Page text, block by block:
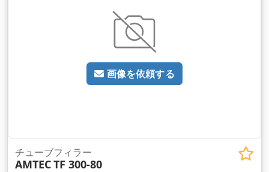
を空気で洗い流します。チューブなしでは充填できない機能も
標準機能です。水冷システム、バッチ/日付プリンター、空気
圧ピストンポンプとレベルセンサー付き貯蔵タンクで構成され
る投与ユニットが含まれています。 PLC制御、タッチスクリー
ンで操作します。追加料金のオプション: 加熱式保管容器、保
管容器用撹拌機、さまざまなチューブ径用の追加フォーマット
セット (トラフ)、外部チューブ供給リフト。 – 仕様: アイドル
数：1;保管容器容量：40L;製品と接触する部品は316Lステンレ
ス鋼で作 られています。電圧供給：220/380V、消費電力：
7kW。圧縮空気：0.4～0.6MPa機械寸法：L1950xW760xH185
画像を依頼する
チューブフィラー
AMTECTF 300-80